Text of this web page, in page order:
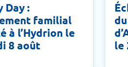
Day :
familial
à l’Hydrion le
8 août
le